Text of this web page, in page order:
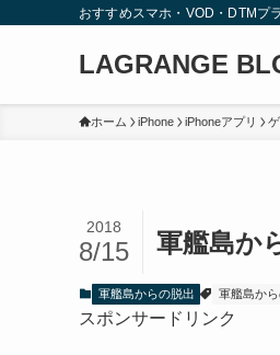
おすすめスマホ・VOD・DTMプ
LAGRANGE
ホーム iPhone iPhoneアプリ
軍艦島か
2018
8/15
軍艦島からの脱出 軍艦島か
スポンサードリンク